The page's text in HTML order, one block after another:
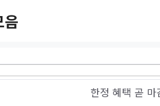
음
한정 혜택 곧 마